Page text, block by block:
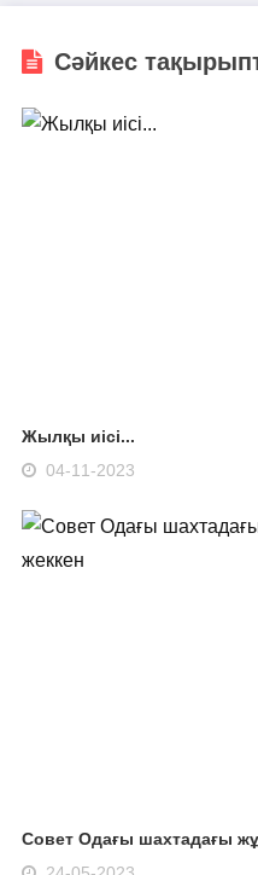
Сәйкес
Жылқы иісі...
04-11-2023
Совет Одағы шахтадағы